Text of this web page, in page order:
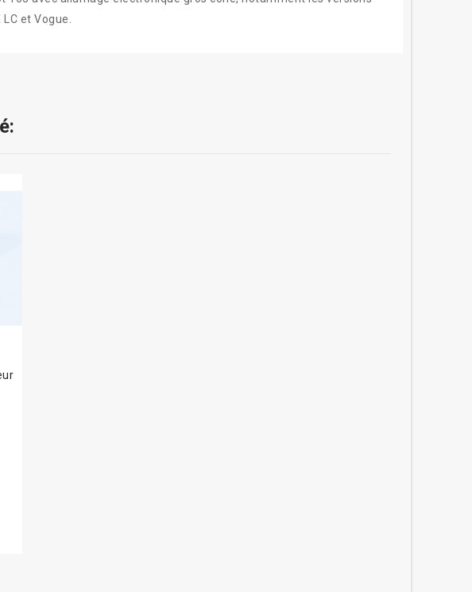
LC et Vogue.